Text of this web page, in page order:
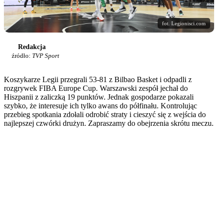
fot. Legionisci.com
Redakcja
źródło: TVP Sport
Koszykarze Legii przegrali 53-81 z Bilbao Basket i odpadli z
rozgrywek FIBA Europe Cup. Warszawski zespół jechał do
Hiszpanii z zaliczką 19 punktów. Jednak gospodarze pokazali
szybko, że interesuje ich tylko awans do półfinału. Kontrolując
przebieg spotkania zdołali odrobić straty i cieszyć się z wejścia do
najlepszej czwórki drużyn. Zapraszamy do obejrzenia skrótu meczu.